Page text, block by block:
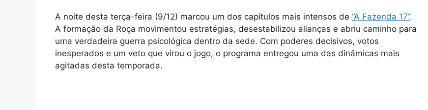
A noite desta terça-feira (9/12) marcou um dos capítulos mais intensos de “A Fazenda 17”.
A formação da Roça movimentou estratégias, desestabilizou alianças e abriu caminho para
uma verdadeira guerra psicológica dentro da sede. Com poderes decisivos, votos
inesperados e um veto que virou o jogo, o programa entregou uma das dinâmicas mais
agitadas desta temporada.